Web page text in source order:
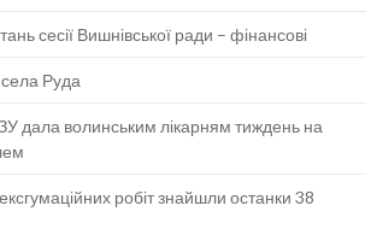
сесії Вишнівської ради – фінансові
села Руда
дала волинським лікарням тиждень на
робіт знайшли останки 38